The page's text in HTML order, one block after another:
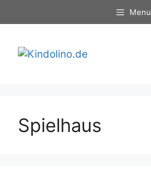
Inhalt
Menu
Spielhaus